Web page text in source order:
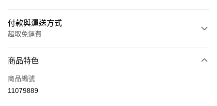
付款與運送方式
超取免運費
信用卡一次付款
LINE Pay
商品特色
商品編號
11079889